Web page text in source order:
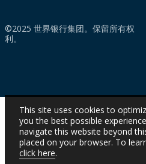
©2025 世界银行集团。保留所有权
利。
This site uses cookies to
you the best possible
navigate this website beyond
placed on your browser. To
click here.